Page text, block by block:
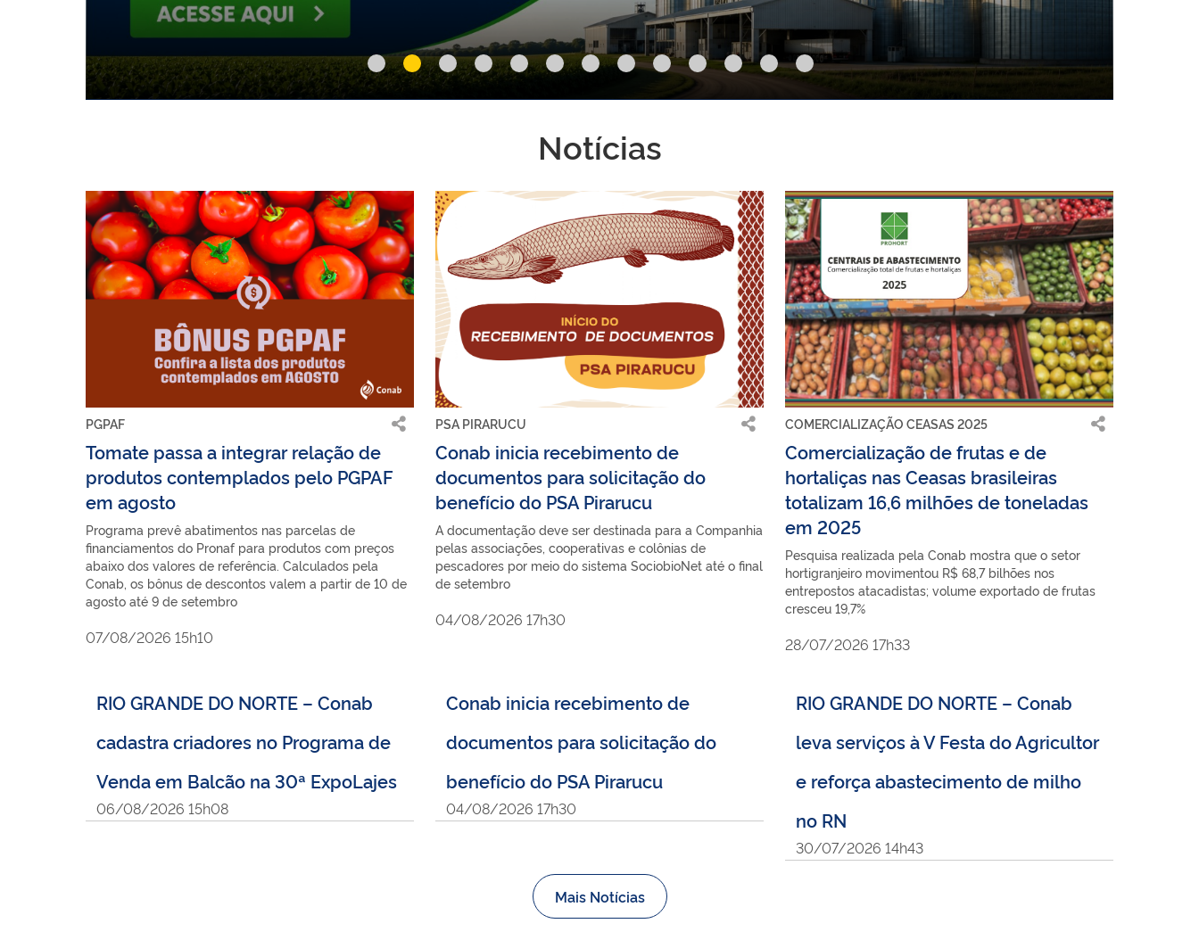
Notícias
PGPAF
Tomate passa a integrar relação de
produtos contemplados pelo PGPAF
em agosto
Programa prevê abatimentos nas parcelas de
financiamentos do Pronaf para produtos com preços
abaixo dos valores de referência. Calculados pela
Conab, os bônus de descontos valem a partir de 10 de
agosto até 9 de setembro
07/08/2026 15h10
PSA PIRARUCU
Conab inicia recebimento de
documentos para solicitação do
benefício do PSA Pirarucu
A documentação deve ser destinada para a Companhia
pelas associações, cooperativas e colônias de
pescadores por meio do sistema SociobioNet até o final
de setembro
04/08/2026 17h30
COMERCIALIZAÇÃO CEASAS 2025
Comercialização de frutas e de
hortaliças nas Ceasas brasileiras
totalizam 16,6 milhões de toneladas
em 2025
Pesquisa realizada pela Conab mostra que o setor
hortigranjeiro movimentou R$ 68,7 bilhões nos
entrepostos atacadistas; volume exportado de frutas
cresceu 19,7%
28/07/2026 17h33
RIO GRANDE DO NORTE – Conab
cadastra criadores no Programa de
Venda em Balcão na 30ª ExpoLajes
06/08/2026 15h08
Conab inicia recebimento de
documentos para solicitação do
benefício do PSA Pirarucu
04/08/2026 17h30
RIO GRANDE DO NORTE – Conab
leva serviços à V Festa do Agricultor
e reforça abastecimento de milho
no RN
30/07/2026 14h43
Mais Notícias